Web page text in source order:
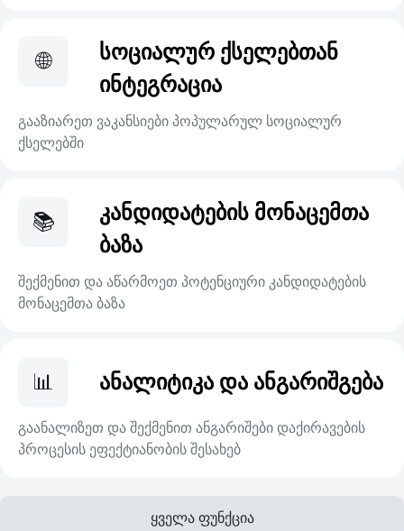
🌐
სოციალურ ქსელებთან
ინტეგრაცია
გააზიარეთ ვაკანსიები პოპულარულ სოციალურ
ქსელებში
📚
კანდიდატების მონაცემთა
ბაზა
შექმენით და აწარმოეთ პოტენციური კანდიდატების
მონაცემთა ბაზა
📊 ანალიტიკა და ანგარიშგება
გაანალიზეთ და შექმენით ანგარიშები დაქირავების
პროცესის ეფექტიანობის შესახებ
ყველა ფუნქცია